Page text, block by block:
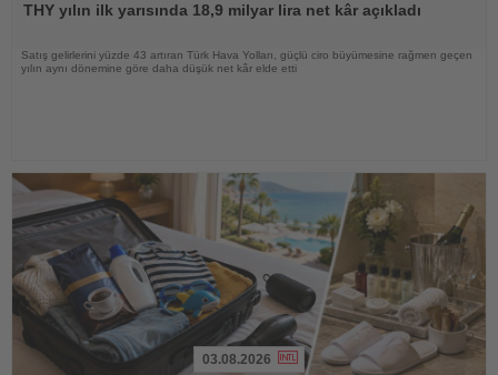
THY yılın ilk yarısında 18,9 milyar lira net kâr açıkladı
Satış gelirlerini yüzde 43 artıran Türk Hava Yolları, güçlü ciro büyümesine rağmen geçen
yılın aynı dönemine göre daha düşük net kâr elde etti
03.08.2026